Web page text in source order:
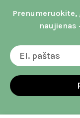
naujienas